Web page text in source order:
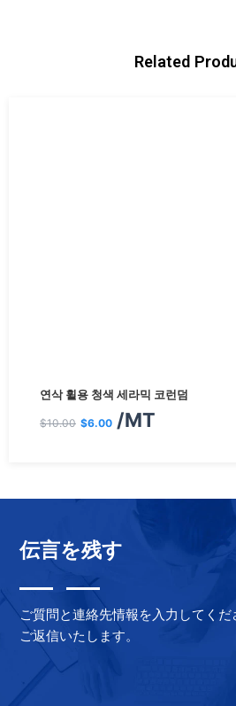
Related
연삭 휠용 청색 세라믹 코런덤
$10.00 $6.00
재
/MT
伝言を残す
ご質問と連絡先情報を入力してくだ
ご返信いたします。